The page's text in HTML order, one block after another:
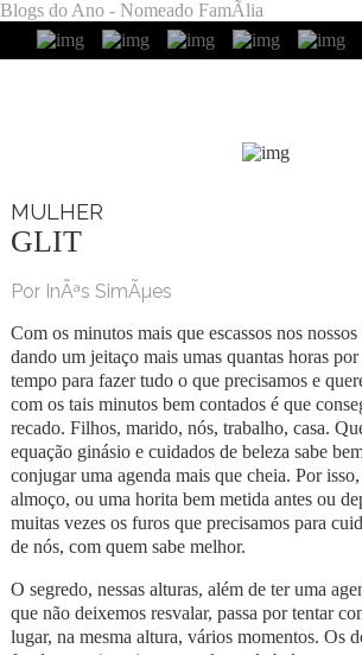
Blogs do Ano - Nomeado FamÃ­lia
MULHER
GLIT
Por InÃªs SimÃµes
Com os minutos mais que escassos nos
dando um jeitaço mais umas quantas horas
tempo para fazer tudo o que precisamos e
com os tais minutos bem contados é que
recado. Filhos, marido, nós, trabalho, casa.
equação ginásio e cuidados de beleza sabe
conjugar uma agenda mais que cheia. Por
almoço, ou uma horita bem metida antes ou
muitas vezes os furos que precisamos para
de nós, com quem sabe melhor.
O segredo, nessas alturas, além de ter uma
que não deixemos resvalar, passa por tentar
lugar, na mesma altura, vários momentos. Os